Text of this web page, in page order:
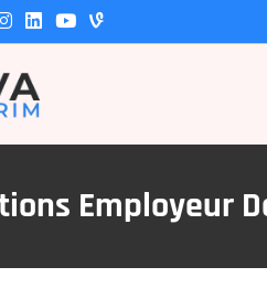
Employeur